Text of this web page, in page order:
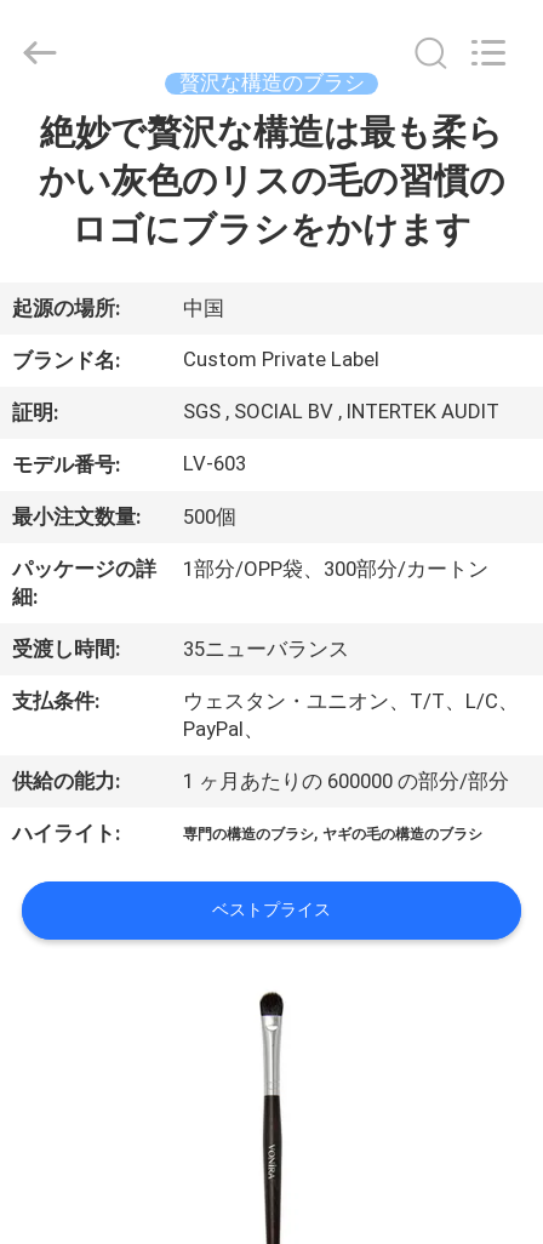
ダ
ク
ト
私
に
つ
い
工
旅
2017
Chanmy
Cosmetics
贅沢な構造のブラシ
絶妙で贅沢な構造は最も柔ら
かい灰色のリスの毛の習慣の
ロゴにブラシをかけます
起源の場所: 中国
ブランド名: Custom Private Label
証明: SGS , SOCIAL BV , INTERTEK AUDIT
モデル番号: LV-603
最小注文数量: 500個
パッケージの詳
細:
1部分/OPP袋、300部分/カートン
受渡し時間: 35ニューバランス
支払条件:
ウェスタン・ユニオン、T/T、L/C、
PayPal、
供給の能力: 1 ヶ月あたりの 600000 の部分/部分
ハイライト: 専門の構造のブラシ,ヤギの毛の構造のブラシ
ベストプライス